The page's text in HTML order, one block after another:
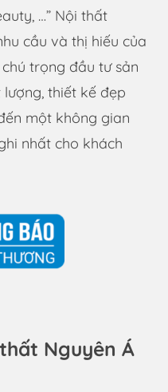
…” Nội thất
cầu và thị hiếu của
trọng đầu tư sản
thiết kế đẹp
một không gian
nhất cho khách
Nguyên Á